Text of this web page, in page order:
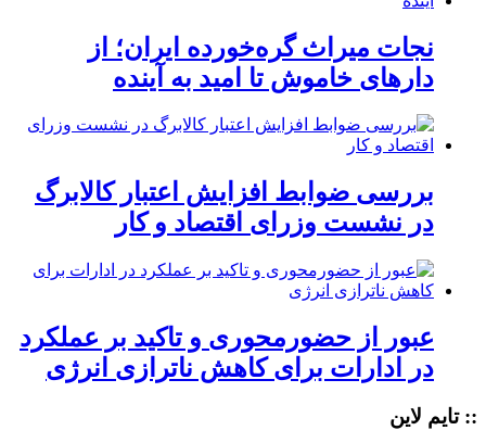
نجات میراث گره‌خورده ایران؛ از
دارهای خاموش تا امید به آینده
بررسی ضوابط افزایش اعتبار کالابرگ
در نشست وزرای اقتصاد و کار
عبور از حضورمحوری و تاکید بر عملکرد
در ادارات برای کاهش ناترازی انرژی
:: تایم لاین